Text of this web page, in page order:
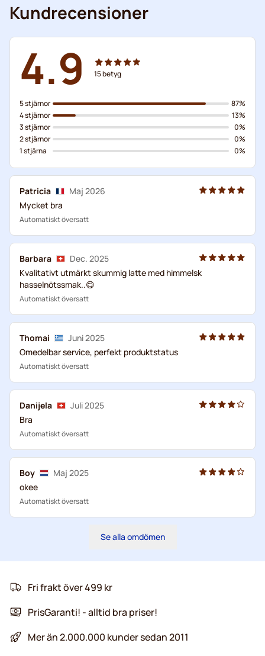
Kundrecensioner
4.9 15betyg
5 stjärnor
4 stjärnor
3 stjärnor
2 stjärnor
1 stjärna
87%
13%
0%
0%
0%
Patricia
Maj 2026
Mycket bra
Automatiskt översatt
Barbara
Dec. 2025
Kvalitativt utmärkt skummig latte med himmelsk
hasselnötssmak..😋
Automatiskt översatt
Thomai
Juni 2025
Omedelbar service, perfekt produktstatus
Automatiskt översatt
Danijela
Juli 2025
Bra
Automatiskt översatt
Boy
Maj 2025
okee
Automatiskt översatt
Se alla omdömen
Fri frakt över 499 kr
PrisGaranti! - alltid bra priser!
Mer än 2.000.000 kunder sedan 2011